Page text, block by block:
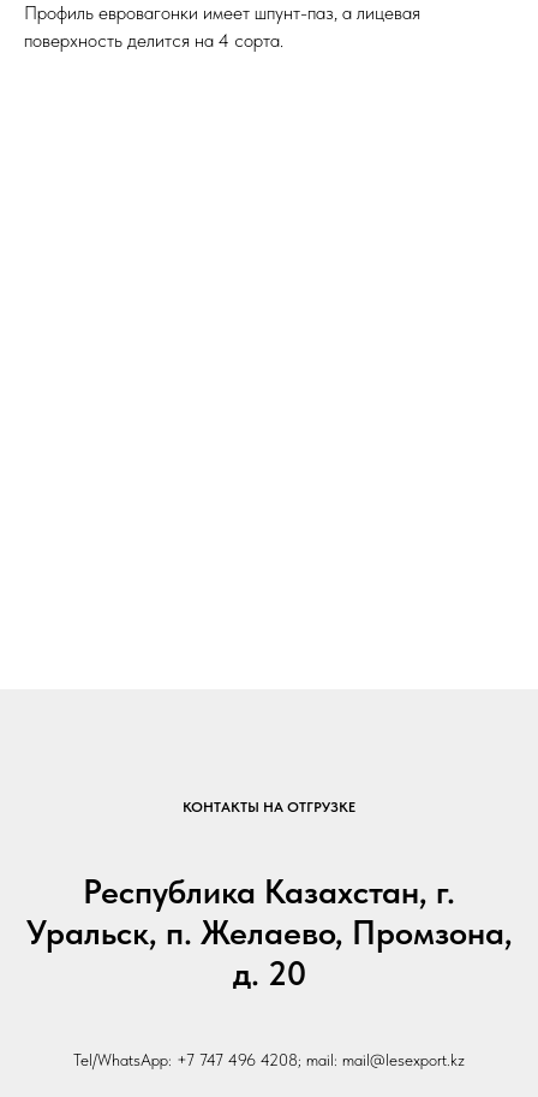
Профиль евровагонки имеет шпунт-паз, а лицевая
поверхность делится на 4 сорта.
КОНТАКТЫ НА ОТГРУЗКЕ
Республика Казахстан, г.
Уральск, п. Желаево, Промзона,
д. 20
Tel/WhatsApp: +7 747 496 4208; mail: mail@lesexport.kz